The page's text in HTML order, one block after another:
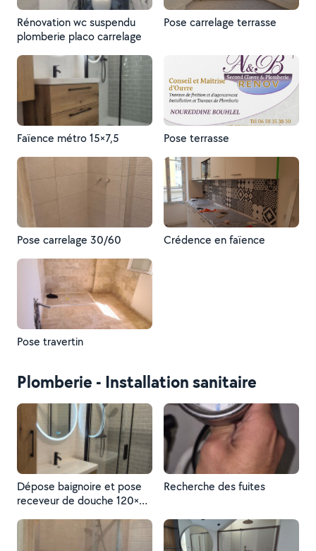
Rénovation wc suspendu
plomberie placo carrelage
Pose carrelage terrasse
Faïence métro 15×7,5 Pose terrasse
Pose carrelage 30/60 Crédence en faïence
Pose travertin
Plomberie - Installation sanitaire
Dépose baignoire et pose
receveur de douche 120×80
Recherche des fuites